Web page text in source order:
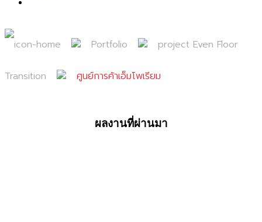
Portfolio project Even Floor
Transition ศูนย์การค้าเอ็มโพเรียม
ผลงานที่ผ่านมา